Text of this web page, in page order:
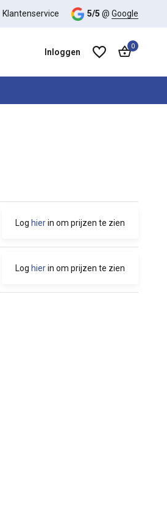
Klantenservice 5/5 @ Google
Inloggen
0
Log hierin om prijzen te zien
Log hierin om prijzen te zien